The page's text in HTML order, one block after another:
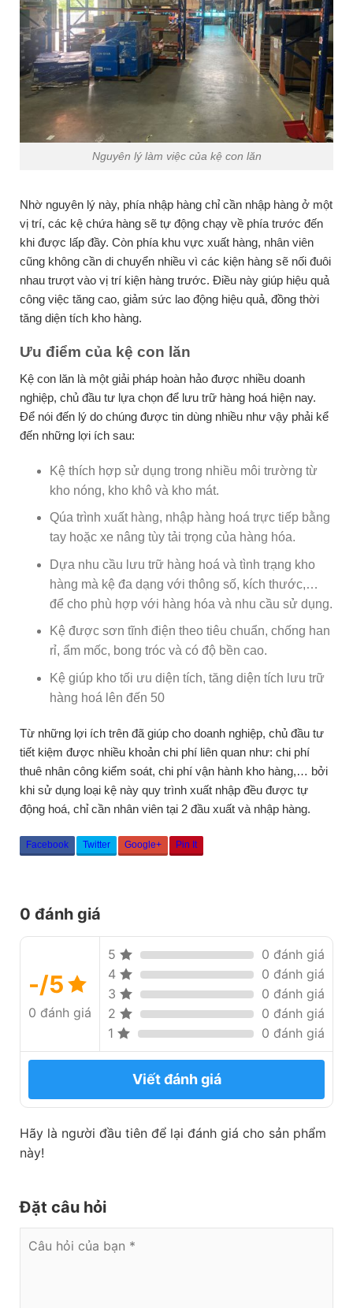
Nguyên lý làm việc của kệ con lăn
Nhờ nguyên lý này, phía nhập hàng chỉ cần nhập hàng ở một
vị trí, các kệ chứa hàng sẽ tự động chạy về phía trước đến
khi được lấp đầy. Còn phía khu vực xuất hàng, nhân viên
cũng không cần di chuyển nhiều vì các kiện hàng sẽ nối đuôi
nhau trượt vào vị trí kiện hàng trước. Điều này giúp hiệu quả
công việc tăng cao, giảm sức lao động hiệu quả, đồng thời
tăng diện tích kho hàng.
Ưu điểm của kệ con lăn
Kệ con lăn là một giải pháp hoàn hảo được nhiều doanh
nghiệp, chủ đầu tư lựa chọn để lưu trữ hàng hoá hiện nay.
Để nói đến lý do chúng được tin dùng nhiều như vậy phải kể
đến những lợi ích sau:
Kệ thích hợp sử dụng trong nhiều môi trường từ
kho nóng, kho khô và kho mát.
Qúa trình xuất hàng, nhập hàng hoá trực tiếp bằng
tay hoặc xe nâng tùy tải trọng của hàng hóa.
Dựa nhu cầu lưu trữ hàng hoá và tình trạng kho
hàng mà kệ đa dạng với thông số, kích thước,…
để cho phù hợp với hàng hóa và nhu cầu sử dụng.
Kệ được sơn tĩnh điện theo tiêu chuẩn, chống han
rỉ, ẩm mốc, bong tróc và có độ bền cao.
Kệ giúp kho tối ưu diện tích, tăng diện tích lưu trữ
hàng hoá lên đến 50
Từ những lợi ích trên đã giúp cho doanh nghiệp, chủ đầu tư
tiết kiệm được nhiều khoản chi phí liên quan như: chi phí
thuê nhân công kiểm soát, chi phí vận hành kho hàng,… bởi
khi sử dụng loại kệ này quy trình xuất nhập đều được tự
động hoá, chỉ cần nhân viên tại 2 đầu xuất và nhập hàng.
Facebook Twitter Google+ Pin It
0 đánh giá
-/5
0 đánh giá
5
0 đánh giá
4
0 đánh giá
3
0 đánh giá
2
0 đánh giá
1
0 đánh giá
Viết đánh giá
Hãy là người đầu tiên để lại đánh giá cho sản phẩm
này!
Đặt câu hỏi